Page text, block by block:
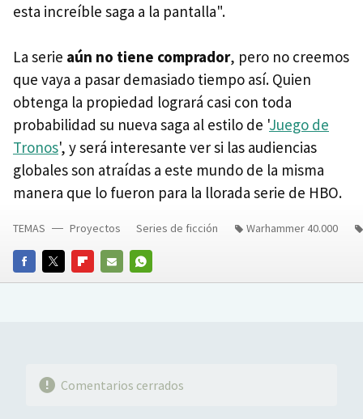
esta increíble saga a la pantalla".
La serie aún no tiene comprador, pero no creemos
que vaya a pasar demasiado tiempo así. Quien
obtenga la propiedad logrará casi con toda
probabilidad su nueva saga al estilo de 'Juego de
Tronos', y será interesante ver si las audiencias
globales son atraídas a este mundo de la misma
manera que lo fueron para la llorada serie de HBO.
FACEBOOKTWITTERFLIPBOARD
E-
WHATSAPP
TEMAS Proyectos Series de ficción Warhammer 40.000
Comentarios cerrados